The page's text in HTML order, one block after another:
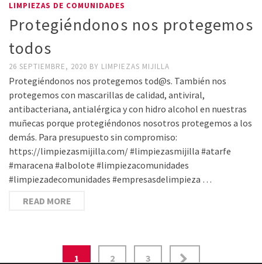
LIMPIEZAS DE COMUNIDADES
Protegiéndonos nos protegemos
todos
26 SEPTIEMBRE, 2020 BY LIMPIEZAS MIJILLA
Protegiéndonos nos protegemos tod@s. También nos
protegemos con mascarillas de calidad, antiviral,
antibacteriana, antialérgica y con hidro alcohol en nuestras
muñecas porque protegiéndonos nosotros protegemos a los
demás. Para presupuesto sin compromiso:
https://limpiezasmijilla.com/ #limpiezasmijilla #atarfe
#maracena #albolote #limpiezacomunidades
#limpiezadecomunidades #empresasdelimpieza …
READ MORE
Navegación
1 2 3